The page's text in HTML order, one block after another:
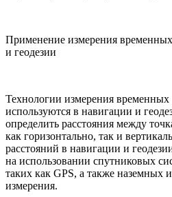
Применение измерения
и геодезии
Технологии измерения
используются в навигации и
определить расстояния между
как горизонтально, так и
расстояний в навигации и
на использовании спутниковых
таких как GPS, а также наземных
измерения.